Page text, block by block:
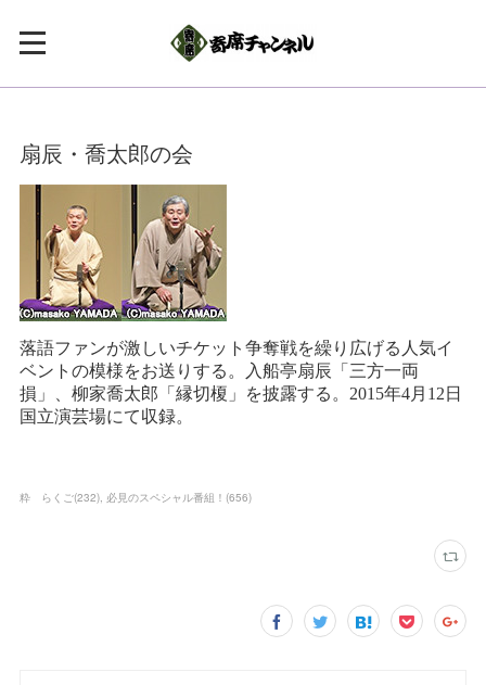
扇辰・喬太郎の会
粋 らくご(232) 必見のスペシャル番組！ (656)